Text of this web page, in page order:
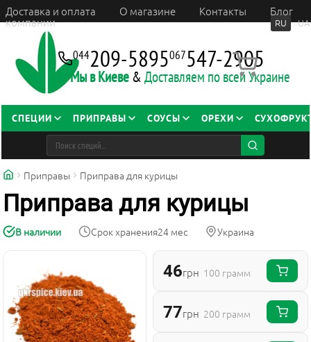
Доставка и оплата О магазине Контакты Блог
компании RU UA
044209-5895067547-2905
Мы в Киеве &Доставляем по всей Украине
СПЕЦИИ ПРИПРАВЫ СОУСЫ ОРЕХИ
Приправы Приправа для курицы
Приправа для курицы
В наличии Срок хранения24 мес Украина
46грн 100 грамм
77грн 200 грамм